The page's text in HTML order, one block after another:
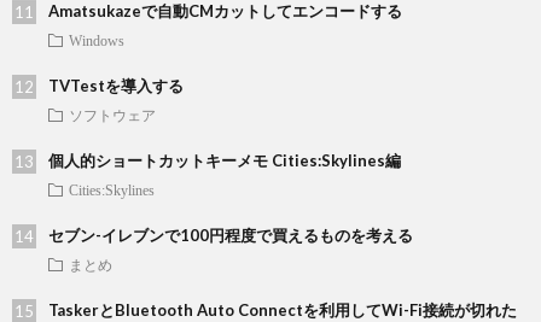
Amatsukazeで自動CMカットしてエンコードする
Windows
TVTestを導入する
ソフトウェア
個人的ショートカットキーメモ Cities:Skylines編
Cities:Skylines
セブン-イレブンで100円程度で買えるものを考える
まとめ
TaskerとBluetooth Auto Connectを利用してWi-Fi接続が切れた